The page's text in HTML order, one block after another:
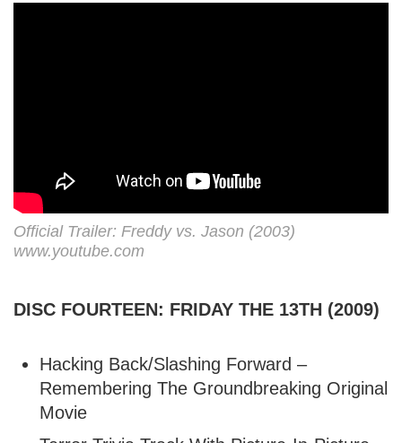
Official Trailer: Freddy vs. Jason (2003)
www.youtube.com
DISC FOURTEEN: FRIDAY THE 13TH (2009)
Hacking Back/Slashing Forward –
Remembering The Groundbreaking Original
Movie